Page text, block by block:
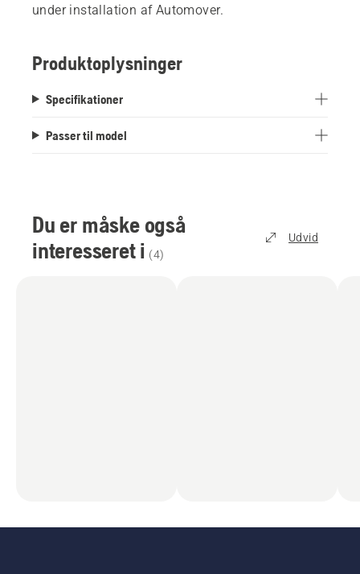
under installation af Automover.
Produktoplysninger
Specifikationer
Passer til model
Du er måske også
interesseret i (4)
Udvid